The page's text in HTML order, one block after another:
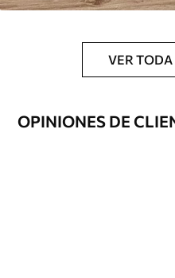
VER
OPINIONES DE